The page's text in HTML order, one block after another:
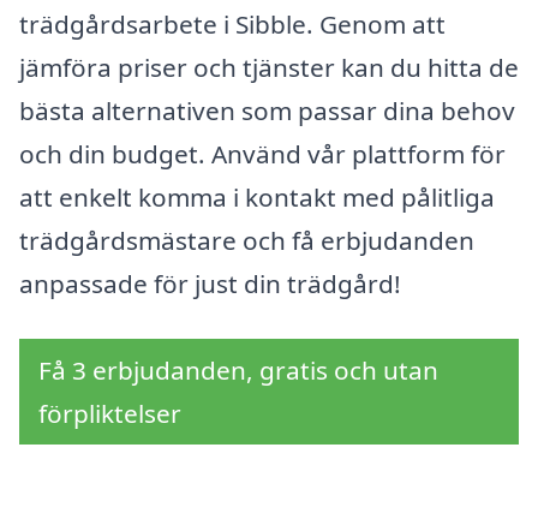
trädgårdsarbete i Sibble. Genom att
jämföra priser och tjänster kan du hitta de
bästa alternativen som passar dina behov
och din budget. Använd vår plattform för
att enkelt komma i kontakt med pålitliga
trädgårdsmästare och få erbjudanden
anpassade för just din trädgård!
Få 3 erbjudanden, gratis och utan
förpliktelser